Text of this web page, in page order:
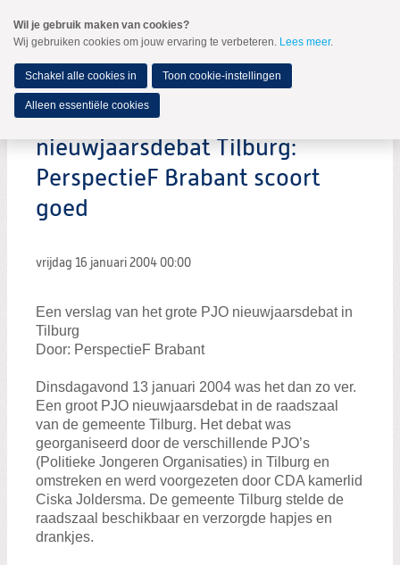
naar
Spring
de
inhoud
Spring
naar
hoofdmenu
MENU
Zoeken:
Zoeken
nieuwjaarsdebat Tilburg:
PerspectieF Brabant scoort
goed
vrijdag 16 januari 2004 00:00
Een verslag van het grote PJO nieuwjaarsdebat in
Tilburg
Door: PerspectieF Brabant
Dinsdagavond 13 januari 2004 was het dan zo ver.
Een groot PJO nieuwjaarsdebat in de raadszaal
van de gemeente Tilburg. Het debat was
georganiseerd door de verschillende PJO’s
(Politieke Jongeren Organisaties) in Tilburg en
omstreken en werd voorgezeten door CDA kamerlid
Ciska Joldersma. De gemeente Tilburg stelde de
raadszaal beschikbaar en verzorgde hapjes en
drankjes.
Wil je gebruik maken van cookies?
Wij gebruiken cookies om jouw ervaring te verbeteren. Lees meer.
Schakel alle cookies in Toon cookie-instellingen
Alleen essentiële cookies